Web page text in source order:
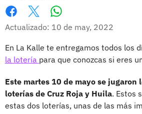
Facebook
X
Actualizado: 10 de may, 2022
En La Kalle te entregamos todos los
la lotería para que conozcas si eres
Este martes 10 de mayo se jugaron
loterías de Cruz Roja y Huila. Estos
estas dos loterías, unas de las más